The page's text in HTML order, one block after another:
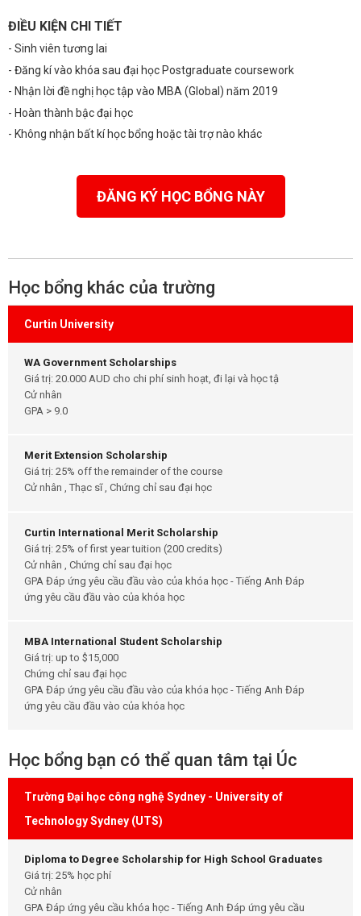
ĐIỀU KIỆN CHI TIẾT
- Sinh viên tương lai
- Đăng kí vào khóa sau đại học Postgraduate coursework
- Nhận lời đề nghị học tập vào MBA (Global) năm 2019
- Hoàn thành bậc đại học
- Không nhận bất kí học bổng hoặc tài trợ nào khác
ĐĂNG KÝ HỌC BỔNG NÀY
Học bổng khác của trường
Curtin University
WA Government Scholarships
Giá trị: 20.000 AUD cho chi phí sinh hoạt, đi lại và học tậ
Cử nhân
GPA > 9.0
Merit Extension Scholarship
Giá trị: 25% off the remainder of the course
Cử nhân , Thạc sĩ , Chứng chỉ sau đại học
Curtin International Merit Scholarship
Giá trị: 25% of first year tuition (200 credits)
Cử nhân , Chứng chỉ sau đại học
GPA Đáp ứng yêu cầu đầu vào của khóa học - Tiếng Anh Đáp
ứng yêu cầu đầu vào của khóa học
MBA International Student Scholarship
Giá trị: up to $15,000
Chứng chỉ sau đại học
GPA Đáp ứng yêu cầu đầu vào của khóa học - Tiếng Anh Đáp
ứng yêu cầu đầu vào của khóa học
Học bổng bạn có thể quan tâm tại Úc
Trường Đại học công nghệ Sydney - University of
Technology Sydney (UTS)
Diploma to Degree Scholarship for High School Graduates
Giá trị: 25% học phí
Cử nhân
GPA Đáp ứng yêu cầu khóa học - Tiếng Anh Đáp ứng yêu cầu